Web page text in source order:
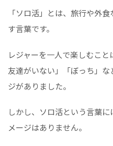
「ソロ活」とは、旅行や外
す言葉です。
レジャーを一人で楽しむこ
友達がいない」「ぼっち」
ジがありました。
しかし、ソロ活という言葉
メージはありません。